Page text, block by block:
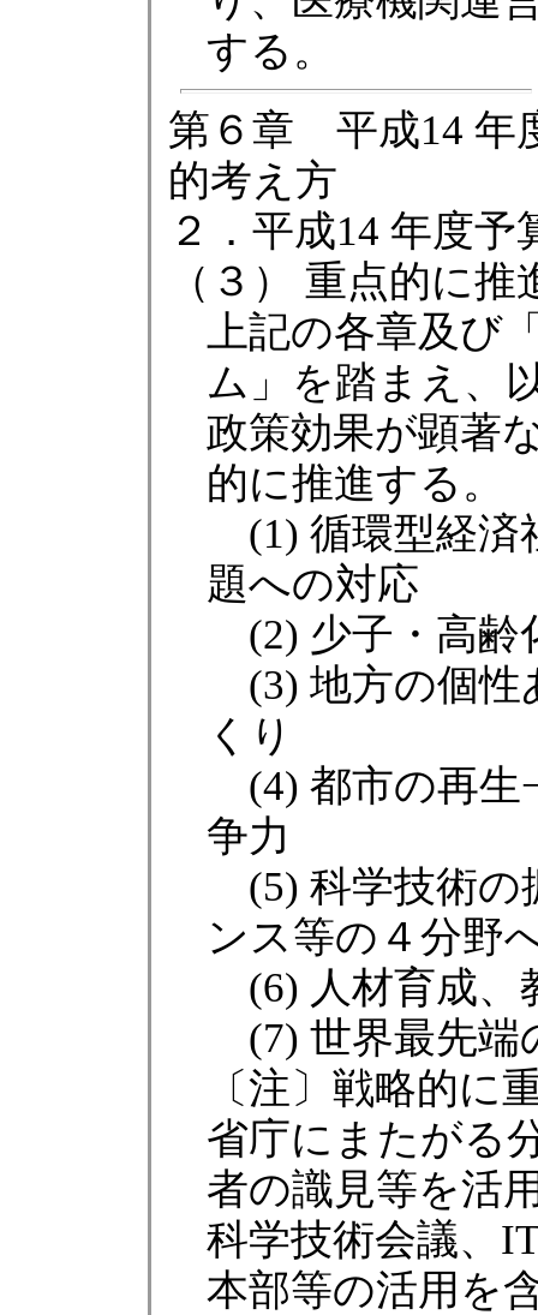
する。
第６章 平成14 年
的考え方
２．平成14 年度予
（３） 重点的に
上記の各章及び
ム」を踏まえ、
政策効果が顕著
的に推進する。
(1) 循環型経済
題への対応
(2) 少子・高齢
(3) 地方の個性
くり
(4) 都市の再生
争力
(5) 科学技術の
ンス等の４分野
(6) 人材育成、
(7) 世界最先端
〔注〕戦略的に
省庁にまたがる
者の識見等を活
科学技術会議、
本部等の活用を